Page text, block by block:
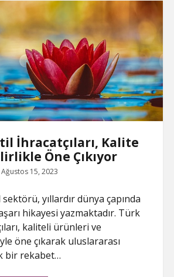
Yeni
Yüzü:
Tekstil
İhracatçıları
İhracatçıları, Kalite
Öne Çıkıyor
Ağustos 15, 2023
yıllardır dünya çapında
hikayesi yazmaktadır. Türk
kaliteli ürünleri ve
öne çıkarak uluslararası
bir rekabet…